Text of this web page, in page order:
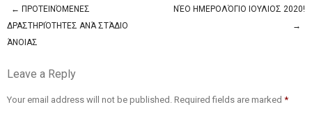
Post navigation
← ΠΡΟΤΕΙΝΌΜΕΝΕΣ
ΔΡΑΣΤΗΡΙΌΤΗΤΕΣ ΑΝΆ ΣΤΆΔΙΟ
ΆΝΟΙΑΣ
ΝΈΟ ΗΜΕΡΟΛΌΓΙΟ ΙΟΥΛΙΟΣ 2020!
→
Leave a Reply
Your email address will not be published. Required fields are marked *